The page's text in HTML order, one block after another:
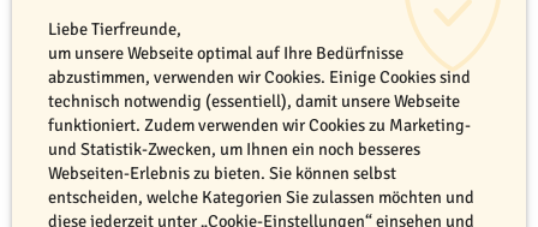
Unsere Katzen haben oftmals ihren eigenen Kopf, und häufig
begreifen wir gar nicht, was sie uns gerade sagen möchten. Vielleicht
weigern sie sich, die für sie vorgesehene Katzentoilette zu nutzen
und kratzen an den Tapeten? Oder fragen Sie sich, ob und wie Sie
Ihrem Liebling ein eigenes Katzenzimmer einrichten sollten?
Stöbern Sie doch mal in unseren Tipps für Katzenhalter. Vielleicht
Liebe Tierfreunde,
um unsere Webseite optimal auf Ihre Bedürfnisse
abzustimmen, verwenden wir Cookies. Einige Cookies sind
technisch notwendig (essentiell), damit unsere Webseite
funktioniert. Zudem verwenden wir Cookies zu Marketing-
und Statistik-Zwecken, um Ihnen ein noch besseres
Webseiten-Erlebnis zu bieten. Sie können selbst
entscheiden, welche Kategorien Sie zulassen möchten und
diese jederzeit unter „Cookie-Einstellungen“ einsehen und